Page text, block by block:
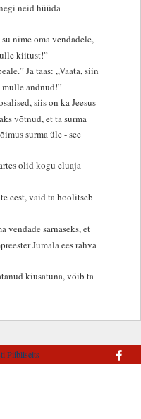
neid hüüda
nime oma vendadele,
kiitust!”
Ja taas: „Vaata, siin
andnud!”
siis on ka Jeesus
võtnud, et ta surma
surma üle - see
olid kogu eluaja
eest, vaid ta hoolitseb
vendade sarnaseks, et
Jumala ees rahva
kiusatuna, võib ta
Piibliselts